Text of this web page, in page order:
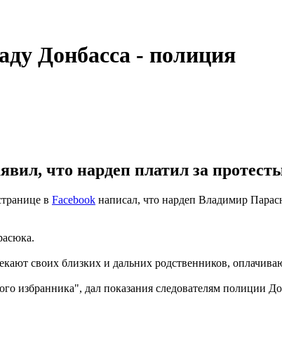
Донбасса - полиция
что нардеп платил за
в Facebook написал, что нардеп Владимир
своих близких и дальних родственников,
избранника", дал показания следователям полиции